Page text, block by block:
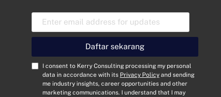
a
a
t
C
I consent to Kerry Consulting processing my personal
data in accordance with its Privacy Policy and sending
me industry insights, career opportunities and other
marketing communications. I understand that I may
Daftar sekarang